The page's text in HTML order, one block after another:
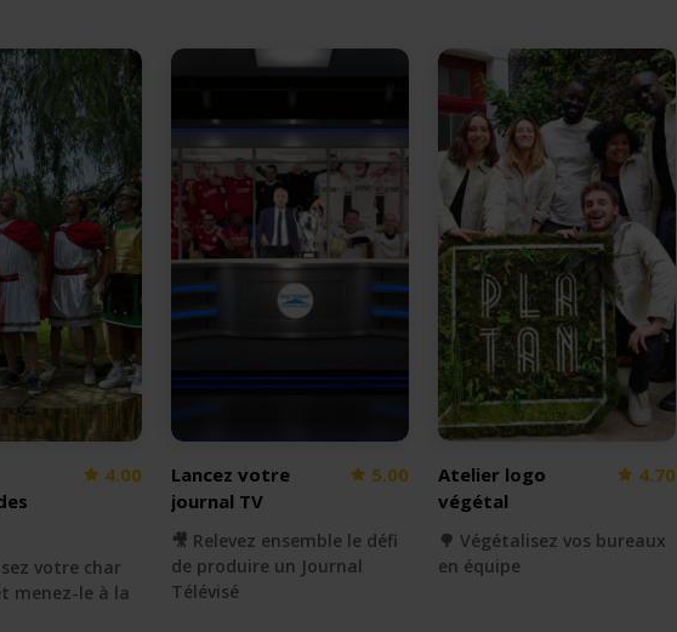
4.00
votre char
menez-le à la
Lancez votre
journal TV
5.00
🎥 Relevez ensemble le défi
de produire un Journal
Télévisé
Atelier logo
végétal
4.70
🌳 Végétalisez vos bureaux
en équipe